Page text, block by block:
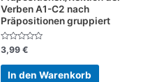
Verben A1-C2 nach
Präpositionen gruppiert
Bewertet
mit
0
von
3,99 €
In den Warenkorb